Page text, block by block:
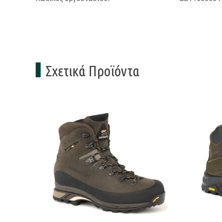
Σχετικά Προϊόντα